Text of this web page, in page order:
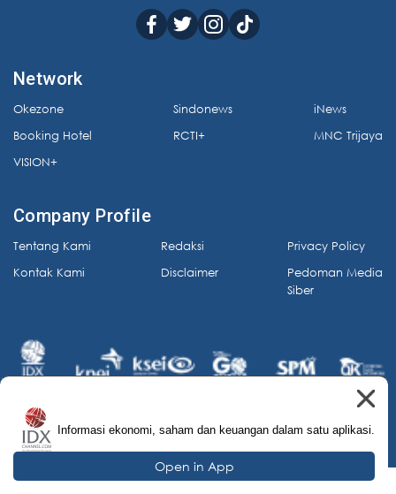
Network
Okezone
Booking Hotel
VISION+
Sindonews
RCTI+
iNews
MNC Trijaya
Company Profile
Tentang Kami
Kontak Kami
Redaksi
Disclaimer
Privacy Policy
Pedoman Media
Siber
© 2026 IDX Channel. All Rights Reserved.
Informasi ekonomi, saham dan keuangan dalam satu aplikasi.
Open in App